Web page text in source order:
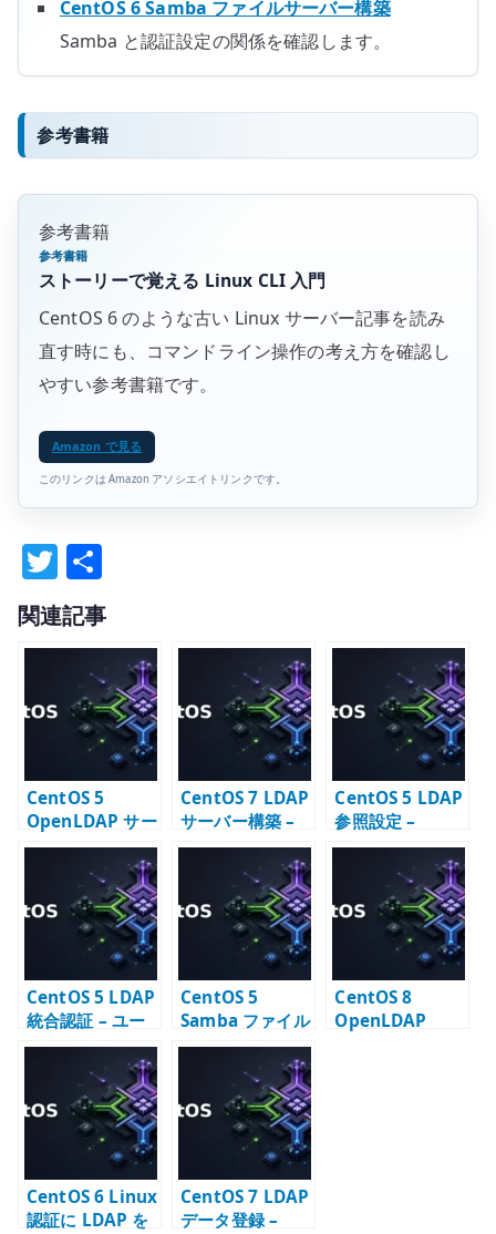
CentOS 6 Samba ファイルサーバー構築
Samba と認証設定の関係を確認します。
参考書籍
参考書籍
参考書籍
ストーリーで覚える Linux CLI 入門
CentOS 6 のような古い Linux サーバー記事を読み
直す時にも、コマンドライン操作の考え方を確認し
やすい参考書籍です。
Amazon で見る
このリンクは Amazon アソシエイトリンクです。
T
w
it
te
r
有
関連記事
CentOS 5
OpenLDAP サー
バー構築 –
slapd.conf と初
期データ登録
CentOS 7 LDAP
サーバー構築 –
OpenLDAP の初
期設定と TLS
CentOS 5 LDAP
参照設定 –
setup コマンド
で LDAP クライ
アントを構成す
る
CentOS 5 LDAP
統合認証 – ユー
ザー情報を一元
管理する考え方
CentOS 5
Samba ファイル
サーバー構築 –
OpenLDAP 連携
と共有設定
CentOS 8
OpenLDAP
CentOS 6 Linux
認証に LDAP を
CentOS 7 LDAP
データ登録 –